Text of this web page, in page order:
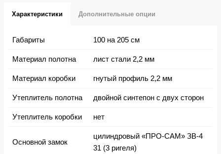
Характеристики Дополнительные опции
Габариты 100 на 205 см
Материал полотна лист стали 2,2 мм
Материал коробки гнутый профиль 2,2 мм
Утеплитель полотна двойной синтепон с двух сторон
Утеплитель коробки нет
Основной замок
цилиндровый «ПРО-САМ» ЗВ-4
31 (3 ригеля)